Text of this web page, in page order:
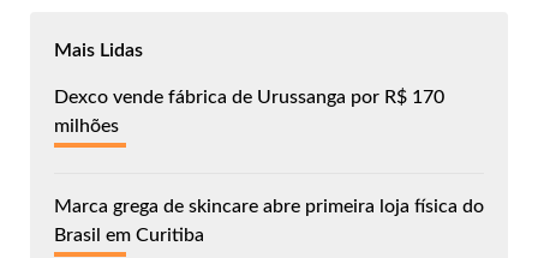
Mais Lidas
Dexco vende fábrica de Urussanga por R$ 170
milhões
Marca grega de skincare abre primeira loja física do
Brasil em Curitiba